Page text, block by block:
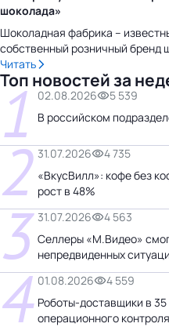
шоколада»
Шоколадная фабрика –
собственный розничный бренд
Читать
Топ новостей за
1 02.08.2026
5 539
В российском
2 31.07.2026
4 735
«ВкусВилл»: кофе без
рост в 48%
3 31.07.2026
4 563
Селлеры «М.Видео»
непредвиденных
4 01.08.2026
4 559
Роботы-доставщики в
операционного контроля